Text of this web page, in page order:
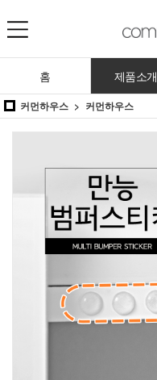
홈 제품소개
커먼하우스 커먼하우스